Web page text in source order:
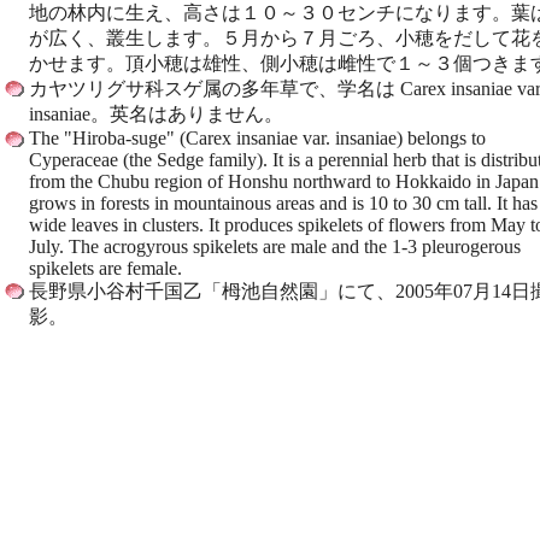
地の林内に生え、高さは１０～３０センチになります。葉
が広く、叢生します。５月から７月ごろ、小穂をだして花
かせます。頂小穂は雄性、側小穂は雌性で１～３個つきま
カヤツリグサ科スゲ属の多年草で、学名は Carex insaniae
insaniae。英名はありません。
The "Hiroba-suge" (Carex insaniae var. insaniae) belongs to
Cyperaceae (the Sedge family). It is a perennial herb that is
from the Chubu region of Honshu northward to Hokkaido in
grows in forests in mountainous areas and is 10 to 30 cm tall. It has
wide leaves in clusters. It produces spikelets of flowers from May
July. The acrogyrous spikelets are male and the 1-3 pleurogerous
spikelets are female.
長野県小谷村千国乙「栂池自然園」にて、2005年07月14日
影。